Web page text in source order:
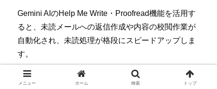
Gemini AIのHelp Me Write・Proofread機能を活用す
ると、未読メールへの返信作成や内容の校閲作業が
自動化され、未読処理が格段にスピードアップしま
す。
未読メールの本文をAIが読み取り、返信案を自
メニュー ホーム 検索 トップ